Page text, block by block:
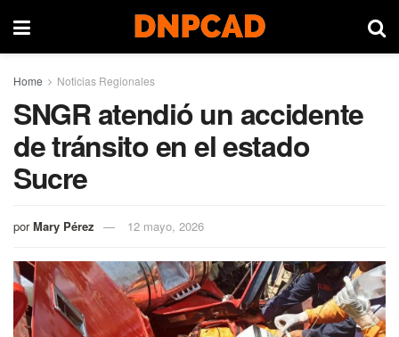
Home Noticias Regionales
SNGR atendió un accidente
de tránsito en el estado
Sucre
por Mary Pérez 12 mayo, 2026